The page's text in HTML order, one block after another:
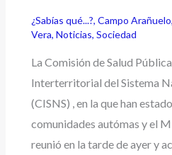
¿Sabías qué...?,Campo Arañuelo
Vera,Noticias,Sociedad
La Comisión de Salud
Interterritorial del Sistema
(CISNS) , en la que han
comunidades autómas y el
reunió en la tarde de ayer y